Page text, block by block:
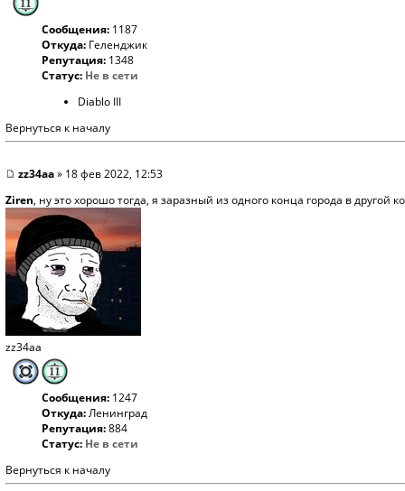
Сообщения: 1187
Откуда: Геленджик
Репутация: 1348
Статус: Не в сети
Diablo III
Вернуться к началу
zz34aa» 18 фев 2022, 12:53
Ziren, ну это хорошо тогда, я заразный из одного конца города в другой
zz34aa
Сообщения: 1247
Откуда:Ленинград
Репутация:884
Статус: Не в сети
Вернуться к началу